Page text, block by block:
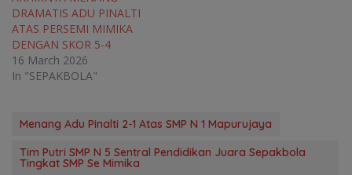
DRAMATIS ADU PINALTI
ATAS PERSEMI MIMIKA
DENGAN SKOR 5-4
16 March 2026
In "SEPAKBOLA"
Menang Adu Pinalti 2-1 Atas SMP N 1 Mapurujaya
Tim Putri SMP N 5 Sentral Pendidikan Juara Sepakbola
Tingkat SMP Se Mimika